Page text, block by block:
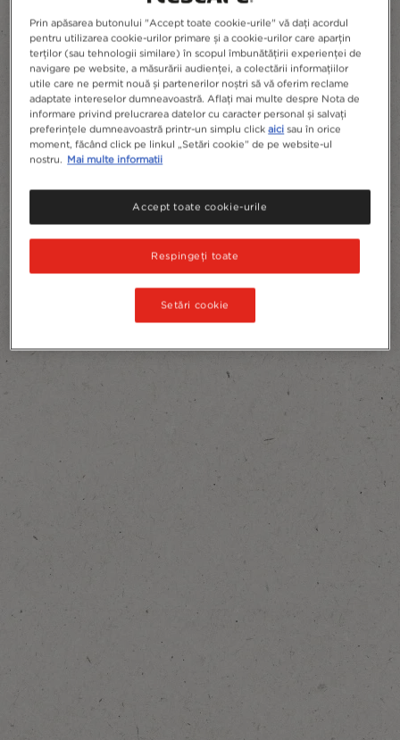
Prin apăsarea butonului "Accept toate cookie-urile" vă dați acordul
pentru utilizarea cookie-urilor primare și a cookie-urilor care aparțin
terților (sau tehnologii similare) în scopul îmbunătățirii experienței de
navigare pe website, a măsurării audienței, a colectării informațiilor
utile care ne permit nouă și partenerilor noștri să vă oferim reclame
adaptate intereselor dumneavoastră. Aflați mai multe despre Nota de
informare privind prelucrarea datelor cu caracter personal și salvați
preferințele dumneavoastră printr-un simplu clickaici sau în orice
moment, făcând click pe linkul „Setări cookie” de pe website-ul
nostru. Mai multe informatii
Respingeți toate
Accept toate cookie-urile
Setări cookie